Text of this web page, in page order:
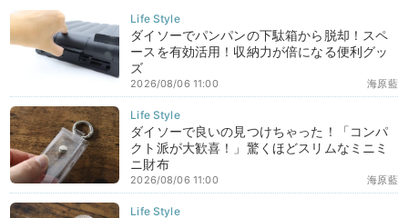
ダイソーでパンパンの下駄箱から脱却！スペ
ースを有効活用！収納力が倍になる便利グッ
ズ
海原藍
2026/08/06 11:00
ダイソーで良いの見つけちゃった！「コンパ
クト派が大歓喜！」驚くほどスリムなミニミ
ニ財布
海原藍
2026/08/06 11:00